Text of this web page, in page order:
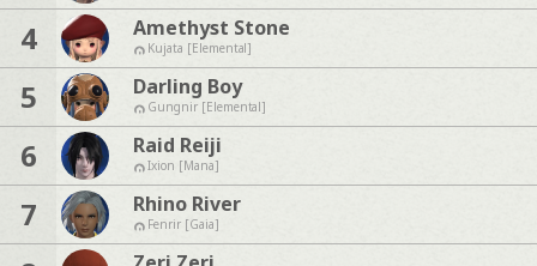
4 Amethyst Stone
Kujata [Elemental]
5 Darling Boy
Gungnir [Elemental]
6 Raid Reiji
Ixion [Mana]
7 Rhino River
Fenrir [Gaia]